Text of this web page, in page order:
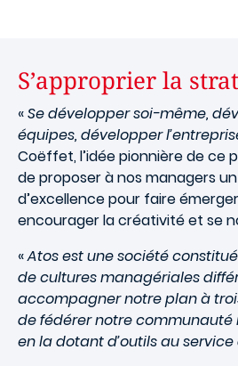
S’approprier la
«Se développer soi-même,
équipes, développer
Coëffet, l’idée pionnière de ce
de proposer à nos managers
d’excellence pour faire
encourager la créativité et se
«Atos est une société
de cultures managériales
accompagner notre plan à
de fédérer notre
en la dotant d’outils au